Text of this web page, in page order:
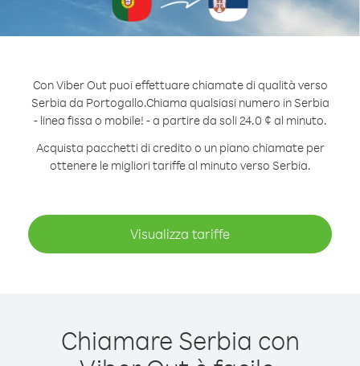
Con Viber Out puoi effettuare chiamate di qualità verso
Serbia da Portogallo.Chiama qualsiasi numero in Serbia
- linea fissa o mobile! - a partire da soli 24.0 ¢ al minuto.
Acquista pacchetti di credito o un piano chiamate per
ottenere le migliori tariffe al minuto verso Serbia.
Visualizza tariffe
Chiamare Serbia con